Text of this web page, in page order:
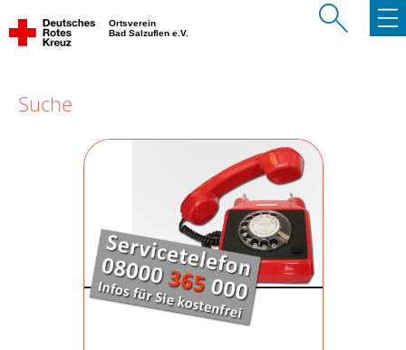
Ortsverein
Bad Salzuflen e.V.
Suche